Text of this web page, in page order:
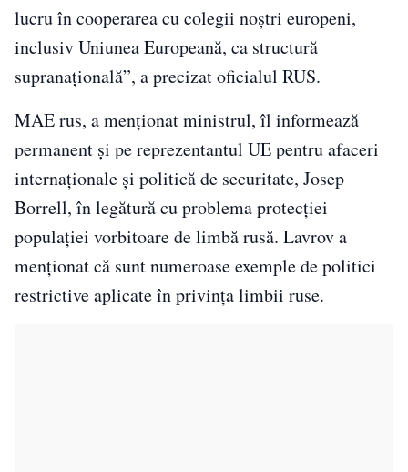
lucru în cooperarea cu colegii noștri europeni,
inclusiv Uniunea Europeană, ca structură
supranațională”, a precizat oficialul RUS.
MAE rus, a menționat ministrul, îl informează
permanent și pe reprezentantul UE pentru afaceri
internaționale și politică de securitate, Josep
Borrell, în legătură cu problema protecției
populației vorbitoare de limbă rusă. Lavrov a
menționat că sunt numeroase exemple de politici
restrictive aplicate în privința limbii ruse.